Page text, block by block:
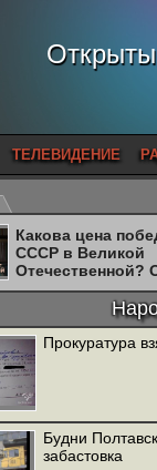
ТЕЛЕВИДЕНИЕ
Какова цена
СССР в Великой
Отечественной?
Двуреченский о
Прокуратура
Будни
забастовка